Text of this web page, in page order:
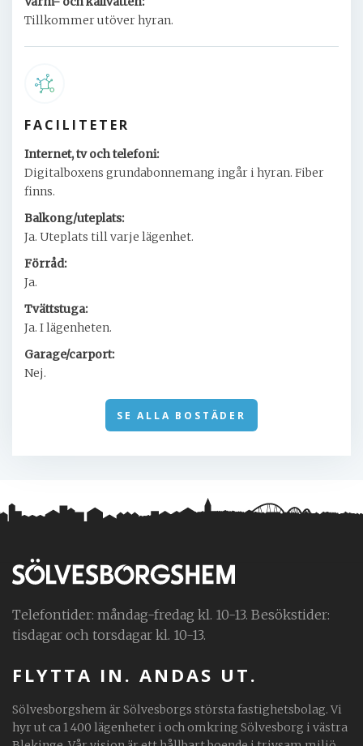
Tillkommer utöver hyran.
FACILITETER
Internet, tv och telefoni:
Digitalboxens grundabonnemang ingår i hyran. Fiber
finns.
Balkong/uteplats:
Ja. Uteplats till varje lägenhet.
Förråd:
Ja.
Tvättstuga:
Ja. I lägenheten.
Garage/carport:
Nej.
SE ALLA BOSTÄDER
Telefontider: måndag-fredag kl. 10-13. Besökstider:
tisdagar och torsdagar kl. 10-13.
FLYTTA IN. ANDAS UT.
Sölvesborgshem är Sölvesborgs största fastighetsbolag. Vi
hyr ut ca 1 400 lägenheter i och omkring Sölvesborg i västra